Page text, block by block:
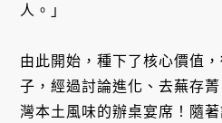
人。」
由此開始，種下了核心價值
子，經過討論進化、去蕪存
灣本土風味的辦桌宴席！隨